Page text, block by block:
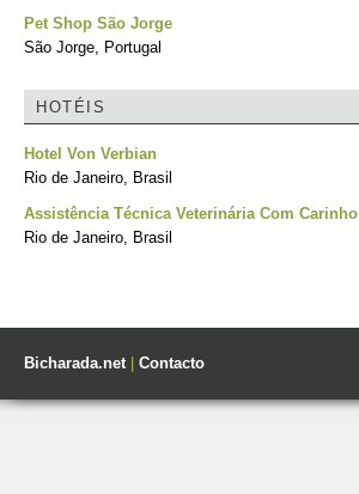
Pet Shop São Jorge
São Jorge, Portugal
HOTÉIS
Hotel Von Verbian
Rio de Janeiro, Brasil
Assistência Técnica Veterinária Com Carinho
Rio de Janeiro, Brasil
Bicharada.net| Contacto